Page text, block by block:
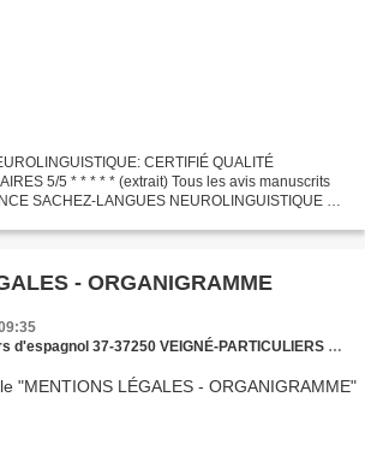
CERTIFIÉ QUALITÉ
5/5 * * * * * (extrait) Tous les avis manuscrits
SACHEZ-LANGUES NEUROLINGUISTIQUE C
LÉGALES - ORGANIGRAMME
- sachez-langues.fr - CLUB SACHEZ-LANGUES & ASSOCIATION SACHEZ-LANGUES AESLA37 enfants à partir du CE1 - cours d'espagnol - "SACHEZ-LANGUES" SITE RECOMMANDÉ